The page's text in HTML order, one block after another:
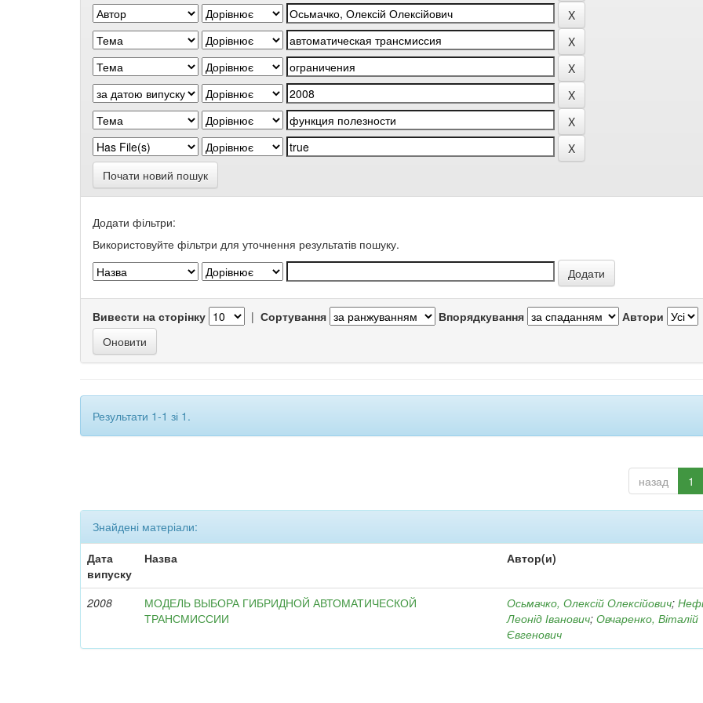
Почати новий пошук
Додати фільтри:
Використовуйте фільтри для уточнення результатів пошуку.
Вивести на сторінку | Сортування Впорядкування Автори
Результати 1-1 зі 1.
назад 1
Знайдені матеріали:
Дата
випуску
Назва Автор(и)
2008
МОДЕЛЬ ВЫБОРА ГИБРИДНОЙ АВТОМАТИЧЕСКОЙ
ТРАНСМИССИИ
Осьмачко, Олексій Олексійович;
Леонід Іванович;Овчаренко, Віталій
Євгенович